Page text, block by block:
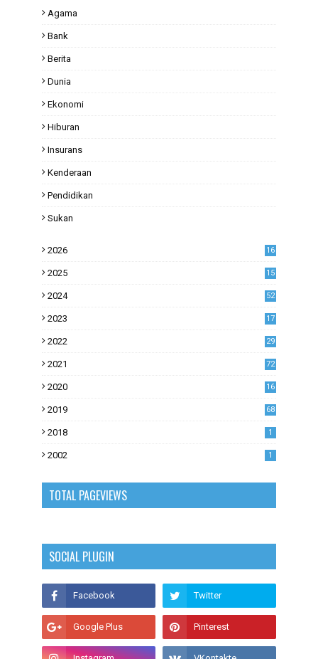
Agama
Bank
Berita
Dunia
Ekonomi
Hiburan
Insurans
Kenderaan
Pendidikan
Sukan
2026 16
2025 15
2024 52
2023
17
2022
29
2021
72
2020
16
2019
68
2018 1
2002 1
TOTAL PAGEVIEWS
SOCIAL PLUGIN